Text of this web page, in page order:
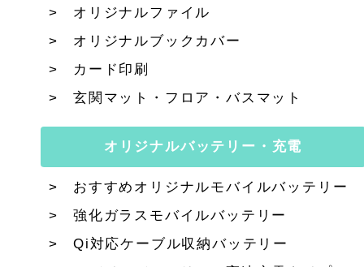
オリジナルファイル
オリジナルブックカバー
カード印刷
玄関マット・フロア・バスマット
オリジナルバッテリー・充電
おすすめオリジナルモバイルバッテリー
強化ガラスモバイルバッテリー
Qi対応ケーブル収納バッテリー